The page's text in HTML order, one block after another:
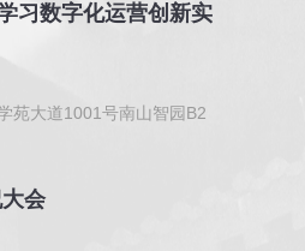
习数字化运营创新实
苑大道1001号南山智园B2
会